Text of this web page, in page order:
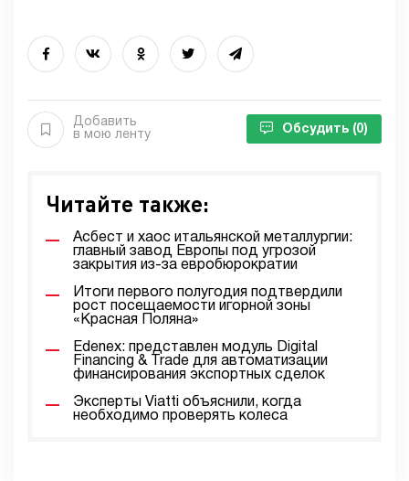
Добавить
в мою ленту
Обсудить (0)
Читайте также:
Асбест и хаос итальянской металлургии:
главный завод Европы под угрозой
закрытия из-за евробюрократии
Итоги первого полугодия подтвердили
рост посещаемости игорной зоны
«Красная Поляна»
Edenex: представлен модуль Digital
Financing & Trade для автоматизации
финансирования экспортных сделок
Эксперты Viatti объяснили, когда
необходимо проверять колеса